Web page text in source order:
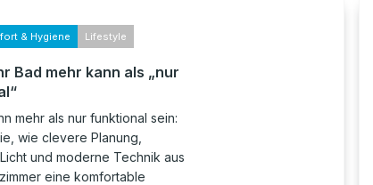
& Hygiene Lifestyle
Bad mehr kann als „nur
mehr als nur funktional sein:
wie clevere Planung,
und moderne Technik aus
eine komfortable